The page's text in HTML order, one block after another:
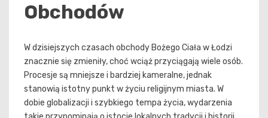
Obchodów
W dzisiejszych czasach obchody Bożego Ciała w Łodzi
znacznie się zmieniły, choć wciąż przyciągają wiele osób.
Procesje są mniejsze i bardziej kameralne, jednak
stanowią istotny punkt w życiu religijnym miasta. W
dobie globalizacji i szybkiego tempa życia, wydarzenia